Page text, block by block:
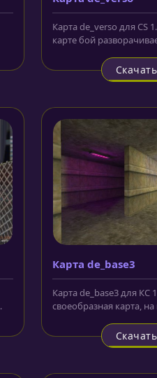
Карта de_verso для CS
карте бой
Скачать
Карта de_base3
Карта de_base3 для КС
своеобразная карта,
практически...
Скачать